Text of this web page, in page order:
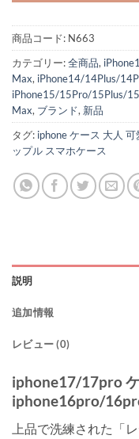
商品コード: N663
カテゴリー:全商品,
Max, iPhone14/14Plus/
iPhone15/15Pro/15Plus/
Max, ブランド, 新品
タグ: iphone ケース 大人
ップル スマホケース
説明
追加情報
レビュー (0)
iphone17/17pro
iphone16pro/
上品で洗練された「